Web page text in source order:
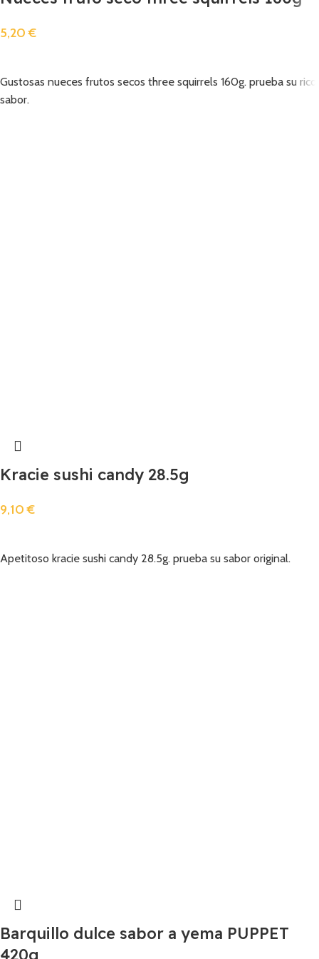
5,20€
Gustosas nueces frutos secos three squirrels 160g. prueba su rico
sabor.
Kracie sushi candy 28.5g
9,10€
Apetitoso kracie sushi candy 28.5g. prueba su sabor original.
Barquillo dulce sabor a yema PUPPET
420g